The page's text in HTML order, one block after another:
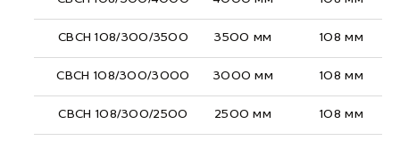
СВСН 108/300/3500 3500 мм 108 мм
СВСН 108/300/3000 3000 мм 108 мм
СВСН 108/300/2500 2500 мм 108 мм